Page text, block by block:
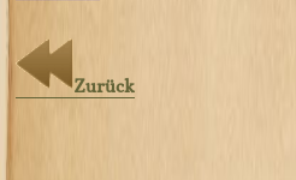
Zurück